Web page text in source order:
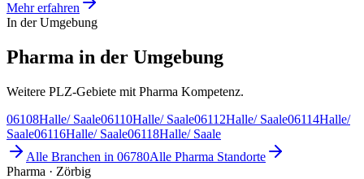
Mehr erfahren
In der Umgebung
Pharma in der Umgebung
Weitere PLZ-Gebiete mit Pharma Kompetenz.
06108Halle/ Saale06110Halle/ Saale06112Halle/ Saale06114Halle/
Saale06116Halle/ Saale06118Halle/ Saale
Alle Branchen in 06780Alle Pharma Standorte
Pharma · Zörbig